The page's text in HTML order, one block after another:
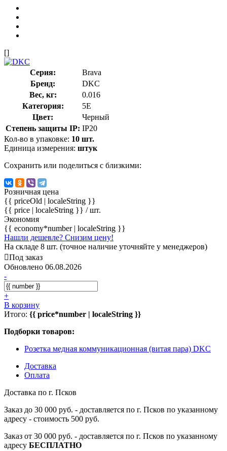
[]
Серия:
Brava
Бренд:
DKC
Вес, кг:
0.016
Категория:
5E
Цвет:
Черный
Степень защиты IP: IP20
Кол-во в упаковке: 10 шт.
Единица измерения: штук
Сохранить или поделиться с близкими:
Розничная цена
{{ priceOld | localeString }}
{{ price | localeString }} / шт.
Экономия
{{ economy*number | localeString }}
Нашли дешевле? Снизим цену!
На складе 8 шт. (точное наличие уточняйте у менеджеров)
Под заказ
Обновлено 06.08.2026
-
+
В корзину
Итого: {{ price*number | localeString }}
Подборки товаров:
Розетка медная коммуникационная (витая пара) DKC
Доставка
Оплата
Доставка по г. Псков
Заказ до 30 000 руб. - доставляется по г. Псков по указанному
адресу - стоимость 500 руб.
Заказ от 30 000 руб. - доставляется по г. Псков по указанному
адресу БЕСПЛАТНО